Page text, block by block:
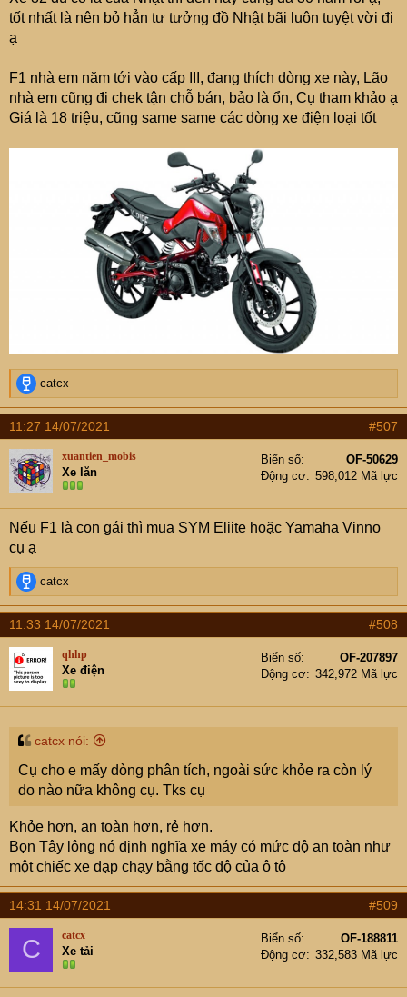
tốt nhất là nên bỏ hẳn tư tưởng đồ Nhật bãi luôn tuyệt vời đi
ạ
F1 nhà em năm tới vào cấp III, đang thích dòng xe này, Lão
nhà em cũng đi chek tận chỗ bán, bảo là ổn, Cụ tham khảo ạ
Giá là 18 triệu, cũng same same các dòng xe điện loại tốt
R
e
a
t
i
o
n
s
:
catcx
11:27 14/07/2021 #507
xuantien_mobis
Xe lăn
Biển số
OF-50629
Động cơ
598,012 Mã lực
Nếu F1 là con gái thì mua SYM Eliite hoặc Yamaha Vinno
cụ ạ
R
e
a
c
t
i
o
n
s
catcx
11:33 14/07/2021 #508
qhhp
Xe điện
Biển số
OF-207897
Động cơ
342,972 Mã lực
catcx nói:
Cụ cho e mấy dòng phân tích, ngoài sức khỏe ra còn lý
do nào nữa không cụ. Tks cụ
Khỏe hơn, an toàn hơn, rẻ hơn.
Bọn Tây lông nó định nghĩa xe máy có mức độ an toàn như
một chiếc xe đạp chạy bằng tốc độ của ô tô
14:31 14/07/2021 #509
C catcx
Xe tải
Biển số
OF-188811
Động cơ
332,583 Mã lực